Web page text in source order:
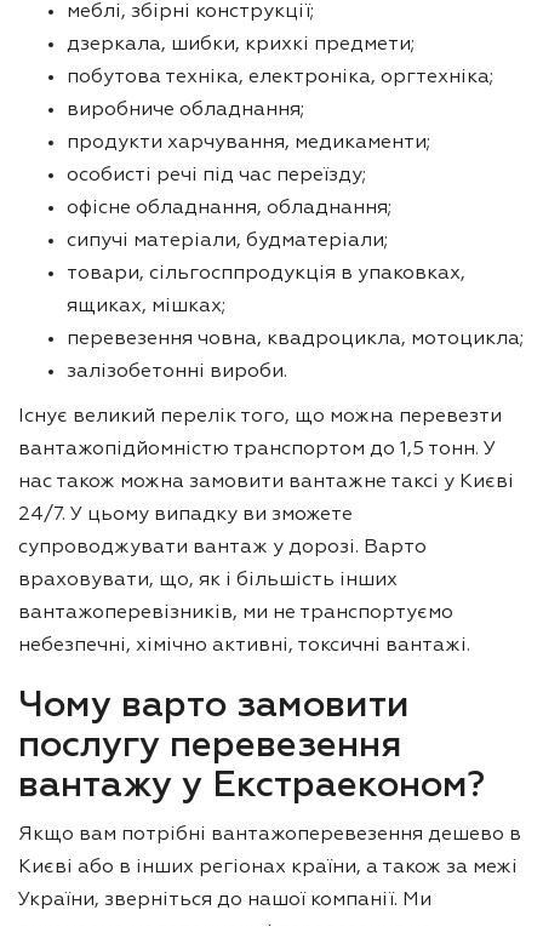
меблі, збірні конструкції;
дзеркала, шибки, крихкі предмети;
побутова техніка, електроніка, оргтехніка;
виробниче обладнання;
продукти харчування, медикаменти;
особисті речі під час переїзду;
офісне обладнання, обладнання;
сипучі матеріали, будматеріали;
товари, сільгосппродукція в упаковках,
ящиках, мішках;
перевезення човна, квадроцикла, мотоцикла;
залізобетонні вироби.
Існує великий перелік того, що можна перевезти
вантажопідйомністю транспортом до 1,5 тонн. У
нас також можна замовити вантажне таксі у Києві
24/7. У цьому випадку ви зможете
супроводжувати вантаж у дорозі. Варто
враховувати, що, як і більшість інших
вантажоперевізників, ми не транспортуємо
небезпечні, хімічно активні, токсичні вантажі.
Чому варто замовити
послугу перевезення
вантажу у Екстраеконом?
Якщо вам потрібні вантажоперевезення дешево в
Києві або в інших регіонах країни, а також за межі
України, зверніться до нашої компанії. Ми